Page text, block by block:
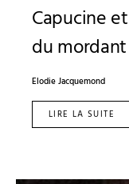
Capucine
du
Elodie Jacquemond
LIRE LA SUITE